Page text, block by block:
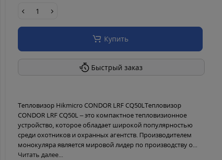
Купить
Быстрый заказ
Тепловизор Hikmicro CONDOR LRF CQ50LТепловизор
CONDOR LRF CQ50L – это компактное тепловизионное
устройство, которое обладает широкой популярностью
среди охотников и охранных агентств. Производителем
монокуляра является мировой лидер по производству о...
Читать далее...